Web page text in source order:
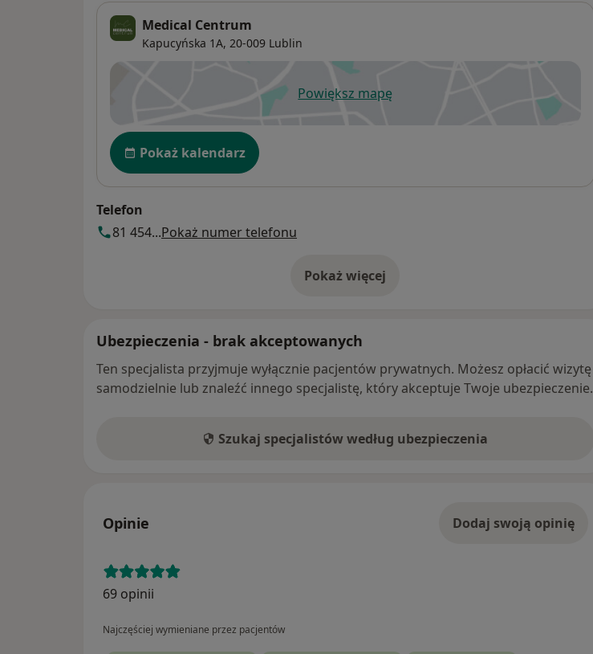
Medical Centrum
Kapucyńska 1A, 20-009 Lublin
Powiększ mapęotwiera się w nowej karcie
Dostępność
Pokaż kalendarz
Telefon
81 454...Pokaż numer telefonu
Pokaż więcej
o adresie
Ubezpieczenia - brak akceptowanych
Ten specjalista przyjmuje wyłącznie pacjentów prywatnych. Możesz opłacić wizytę
samodzielnie lub znaleźć innego specjalistę, który akceptuje Twoje ubezpieczenie.
Szukaj specjalistów według ubezpieczenia
Opinie Dodaj swoją opinię
69 opinii
Najczęściej wymieniane przez pacjentów